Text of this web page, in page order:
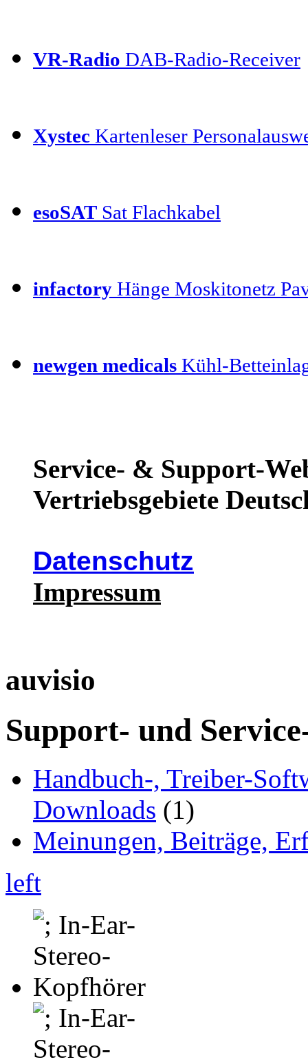
VR-Radio DAB-Radio-Receiver
Xystec Kartenleser
esoSAT Sat Flachkabel
infactory Hänge Moskitonetz
newgen medicals Kühl-
Service- & Support-
Vertriebsgebiete
Datenschutz
Impressum
auvisio
Support- und
Handbuch-, Treiber-
Downloads (1)
Meinungen, Beiträge,
left